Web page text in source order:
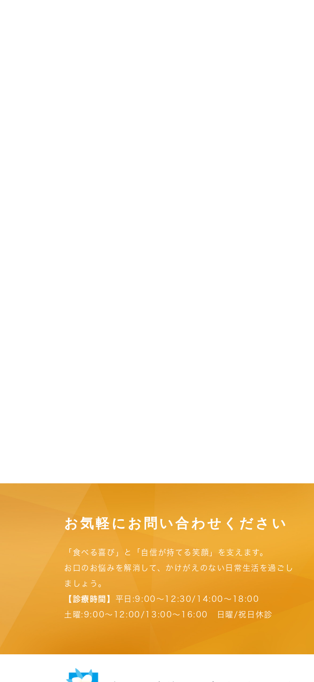
お気軽にお問い合わせください
「食べる喜び」と「自信が持てる笑顔」を支えます。
お口のお悩みを解消して、かけがえのない日常生活を過ごし
ましょう。
【診療時間】 平日:9:00～12:30/14:00～18:00
土曜:9:00～12:00/13:00～16:00
日曜/祝日休診